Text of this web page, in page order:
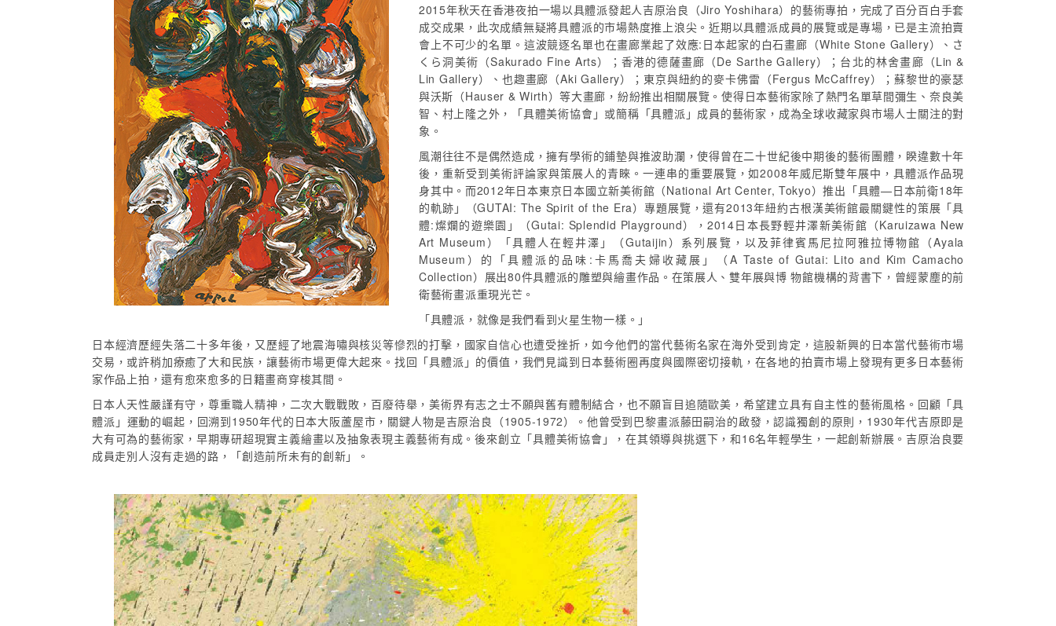
2015年秋天在香港夜拍一場以具體派發起人吉原治良（Jiro Yoshihara）的藝術專拍，完成了百分百白手套
成交成果，此次成績無疑將具體派的市場熱度推上浪尖。近期以具體派成員的展覽或是專場，已是主流拍賣
會上不可少的名單。這波競逐名單也在畫廊業起了效應:日本起家的白石畫廊（White Stone Gallery）、さ
くら洞美術（Sakurado Fine Arts）；香港的德薩畫廊（De Sarthe Gallery）；台北的林舍畫廊（Lin &
Lin Gallery）、也趣畫廊（Aki Gallery）；東京與紐約的麥卡佛雷（Fergus McCaffrey）；蘇黎世的豪瑟
與沃斯（Hauser & Wirth）等大畫廊，紛紛推出相關展覽。使得日本藝術家除了熱門名單草間彌生、奈良美
智、村上隆之外，「具體美術協會」或簡稱「具體派」成員的藝術家，成為全球收藏家與市場人士關注的對
象。
風潮往往不是偶然造成，擁有學術的鋪墊與推波助瀾，使得曾在二十世紀後中期後的藝術團體，睽違數十年
後，重新受到美術評論家與策展人的青睞。一連串的重要展覽，如2008年威尼斯雙年展中，具體派作品現
身其中。而2012年日本東京日本國立新美術館（National Art Center, Tokyo）推出「具體—日本前衛18年
的軌跡」（GUTAI: The Spirit of the Era）專題展覽，還有2013年紐約古根漢美術館最關鍵性的策展「具
體:燦爛的遊樂園」（Gutai: Splendid Playground），2014日本長野輕井澤新美術館（Karuizawa New
Art Museum）「具體人在輕井澤」（Gutaijin）系列展覽，以及菲律賓馬尼拉阿雅拉博物館（Ayala
Museum）的「具體派的品味:卡馬喬夫婦收藏展」（A Taste of Gutai: Lito and Kim Camacho
Collection）展出80件具體派的雕塑與繪畫作品。在策展人、雙年展與博 物館機構的背書下，曾經蒙塵的前
衛藝術畫派重現光芒。
「具體派，就像是我們看到火星生物一樣。」
日本經濟歷經失落二十多年後，又歷經了地震海嘯與核災等慘烈的打擊，國家自信心也遭受挫折，如今他們的當代藝術名家在海外受到肯定，這股新興的日本當代藝術市場
交易，或許稍加療癒了大和民族，讓藝術市場更偉大起來。找回「具體派」的價值，我們見識到日本藝術圈再度與國際密切接軌，在各地的拍賣市場上發現有更多日本藝術
家作品上拍，還有愈來愈多的日籍畫商穿梭其間。
日本人天性嚴謹有守，尊重職人精神，二次大戰戰敗，百廢待舉，美術界有志之士不願與舊有體制結合，也不願盲目追隨歐美，希望建立具有自主性的藝術風格。回顧「具
體派」運動的崛起，回溯到1950年代的日本大阪蘆屋市，關鍵人物是吉原治良（1905-1972）。他曾受到巴黎畫派藤田嗣治的啟發，認識獨創的原則，1930年代吉原即是
大有可為的藝術家，早期專研超現實主義繪畫以及抽象表現主義藝術有成。後來創立「具體美術協會」，在其領導與挑選下，和16名年輕學生，一起創新辦展。吉原治良要
成員走別人沒有走過的路，「創造前所未有的創新」。